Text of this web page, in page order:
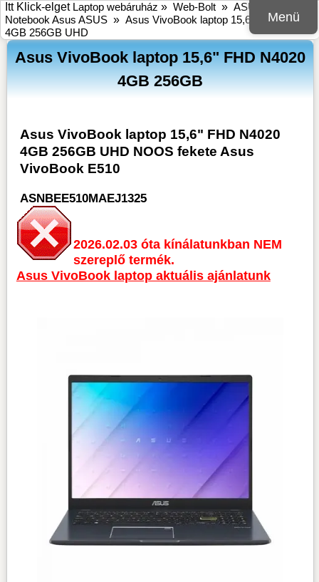
Menü
Itt Klick-elget Laptop webáruház » Web-Bolt » ASUS
Notebook Asus ASUS » Asus VivoBook laptop 15,6" FHD N4020
4GB 256GB UHD
Asus VivoBook laptop 15,6" FHD N4020
4GB 256GB
Asus VivoBook laptop 15,6" FHD N4020
4GB 256GB UHD NOOS fekete Asus
VivoBook E510
ASNBEE510MAEJ1325
2026.02.03 óta kínálatunkban NEM
szereplő termék.
Asus VivoBook laptop aktuális ajánlatunk